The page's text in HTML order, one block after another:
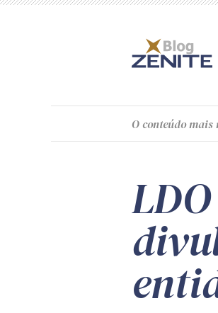
O conteúdomais